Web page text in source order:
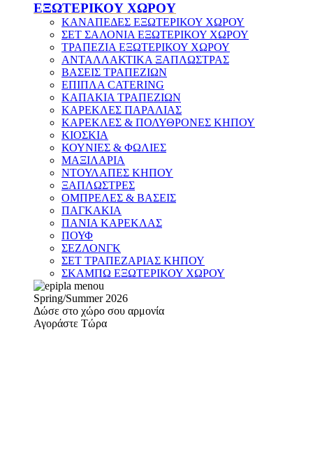
ΕΞΩΤΕΡΙΚΟΥ ΧΩΡΟΥ
ΚΑΝΑΠΕΔΕΣ ΕΞΩΤΕΡΙΚΟΥ ΧΩΡΟΥ
ΣΕΤ ΣΑΛΟΝΙΑ ΕΞΩΤΕΡΙΚΟΥ ΧΩΡΟΥ
ΤΡΑΠΕΖΙΑ ΕΞΩΤΕΡΙΚΟΥ ΧΩΡΟΥ
ΑΝΤΑΛΛΑΚΤΙΚΑ ΞΑΠΛΩΣΤΡΑΣ
ΒΑΣΕΙΣ ΤΡΑΠΕΖΙΩΝ
ΕΠΙΠΛΑ CATERING
ΚΑΠΑΚΙΑ ΤΡΑΠΕΖΙΩΝ
ΚΑΡΕΚΛΕΣ ΠΑΡΑΛΙΑΣ
ΚΑΡΕΚΛΕΣ & ΠΟΛΥΘΡΟΝΕΣ ΚΗΠΟΥ
ΚΙΟΣΚΙΑ
ΚΟΥΝΙΕΣ & ΦΩΛΙΕΣ
ΜΑΞΙΛΑΡΙΑ
ΝΤΟΥΛΑΠΕΣ ΚΗΠΟΥ
ΞΑΠΛΩΣΤΡΕΣ
ΟΜΠΡΕΛΕΣ & ΒΑΣΕΙΣ
ΠΑΓΚΑΚΙΑ
ΠΑΝΙΑ ΚΑΡΕΚΛΑΣ
ΠΟΥΦ
ΣΕΖΛΟΝΓΚ
ΣΕΤ ΤΡΑΠΕΖΑΡΙΑΣ ΚΗΠΟΥ
ΣΚΑΜΠΩ ΕΞΩΤΕΡΙΚΟΥ ΧΩΡΟΥ
Spring/Summer 2026
Δώσε στο χώρο σου αρμονία
Αγοράστε Τώρα